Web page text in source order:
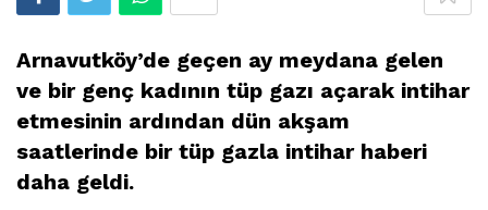
Arnavutköy’de geçen ay meydana gelen
ve bir genç kadının tüp gazı açarak intihar
etmesinin ardından dün akşam
saatlerinde bir tüp gazla intihar haberi
daha geldi.